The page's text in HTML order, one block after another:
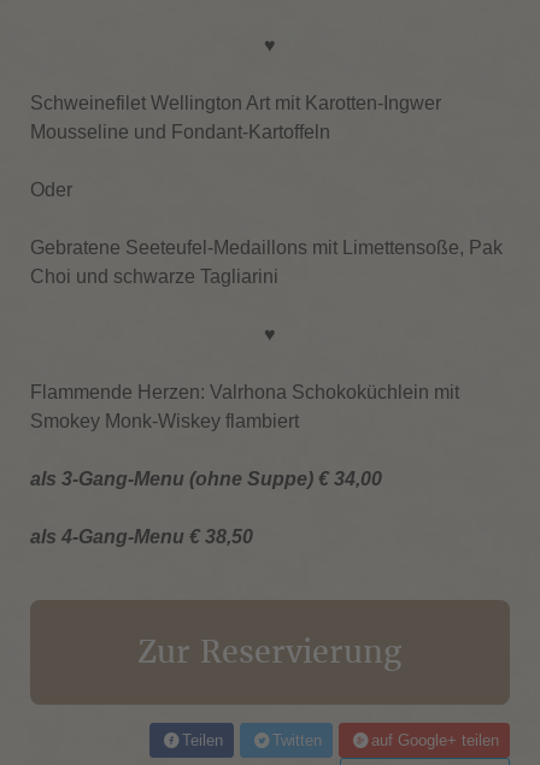
♥
Schweinefilet Wellington Art mit Karotten-Ingwer
Mousseline und Fondant-Kartoffeln
Oder
Gebratene Seeteufel-Medaillons mit Limettensoße, Pak
Choi und schwarze Tagliarini
♥
Flammende Herzen: Valrhona Schokoküchlein mit
Smokey Monk-Wiskey flambiert
als 3-Gang-Menu (ohne Suppe) € 34,00
als 4-Gang-Menu € 38,50
Zur Reservierung
Teilen Twitten
auf Google+ teilen